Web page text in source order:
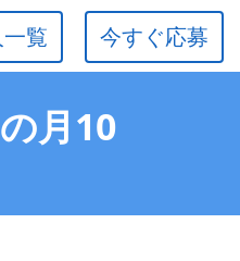
今すぐ応募
覧
月10